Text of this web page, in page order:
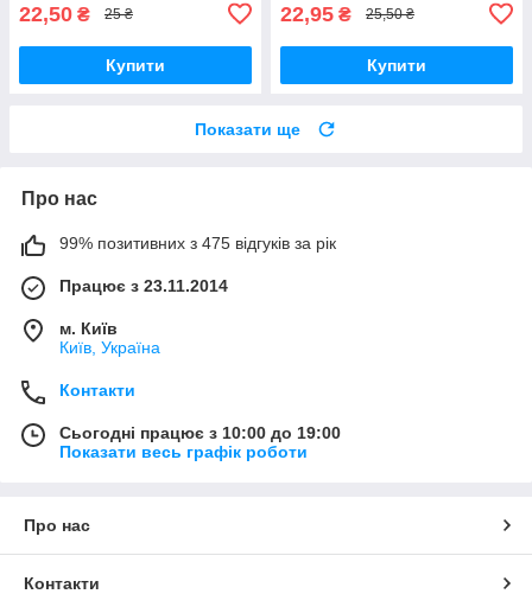
22,50 ₴ 25 ₴
Купити
22,95 ₴ 25,50 ₴
Купити
Показати ще
Про нас
99% позитивних з 475 відгуків за рік
Працює з 23.11.2014
м. Київ
Київ, Україна
Контакти
Сьогодні працює з 10:00 до 19:00
Показати весь графік роботи
Про нас
Контакти